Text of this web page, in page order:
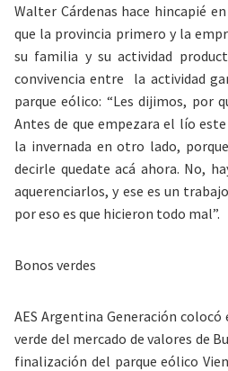
Walter Cárdenas hace hincapié
que la provincia primero y la
su familia y su actividad
convivencia entre la actividad
parque eólico: “Les dijimos, por
Antes de que empezara el lío
la invernada en otro lado,
decirle quedate acá ahora. No,
aquerenciarlos, y ese es un
por eso es que hicieron todo mal”.
Bonos verdes
AES Argentina Generación
verde del mercado de valores de
finalización del parque eólico